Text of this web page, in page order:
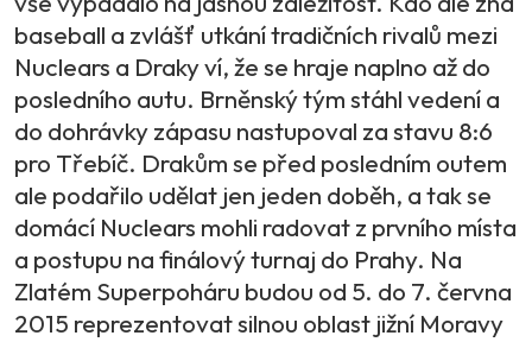
baseball a zvlášť utkání tradičních rivalů mezi
Nuclears a Draky ví, že se hraje naplno až do
posledního autu. Brněnský tým stáhl vedení a
do dohrávky zápasu nastupoval za stavu 8:6
pro Třebíč. Drakům se před posledním outem
ale podařilo udělat jen jeden doběh, a tak se
domácí Nuclears mohli radovat z prvního místa
a postupu na finálový turnaj do Prahy. Na
Zlatém Superpoháru budou od 5. do 7. června
2015 reprezentovat silnou oblast jižní Moravy